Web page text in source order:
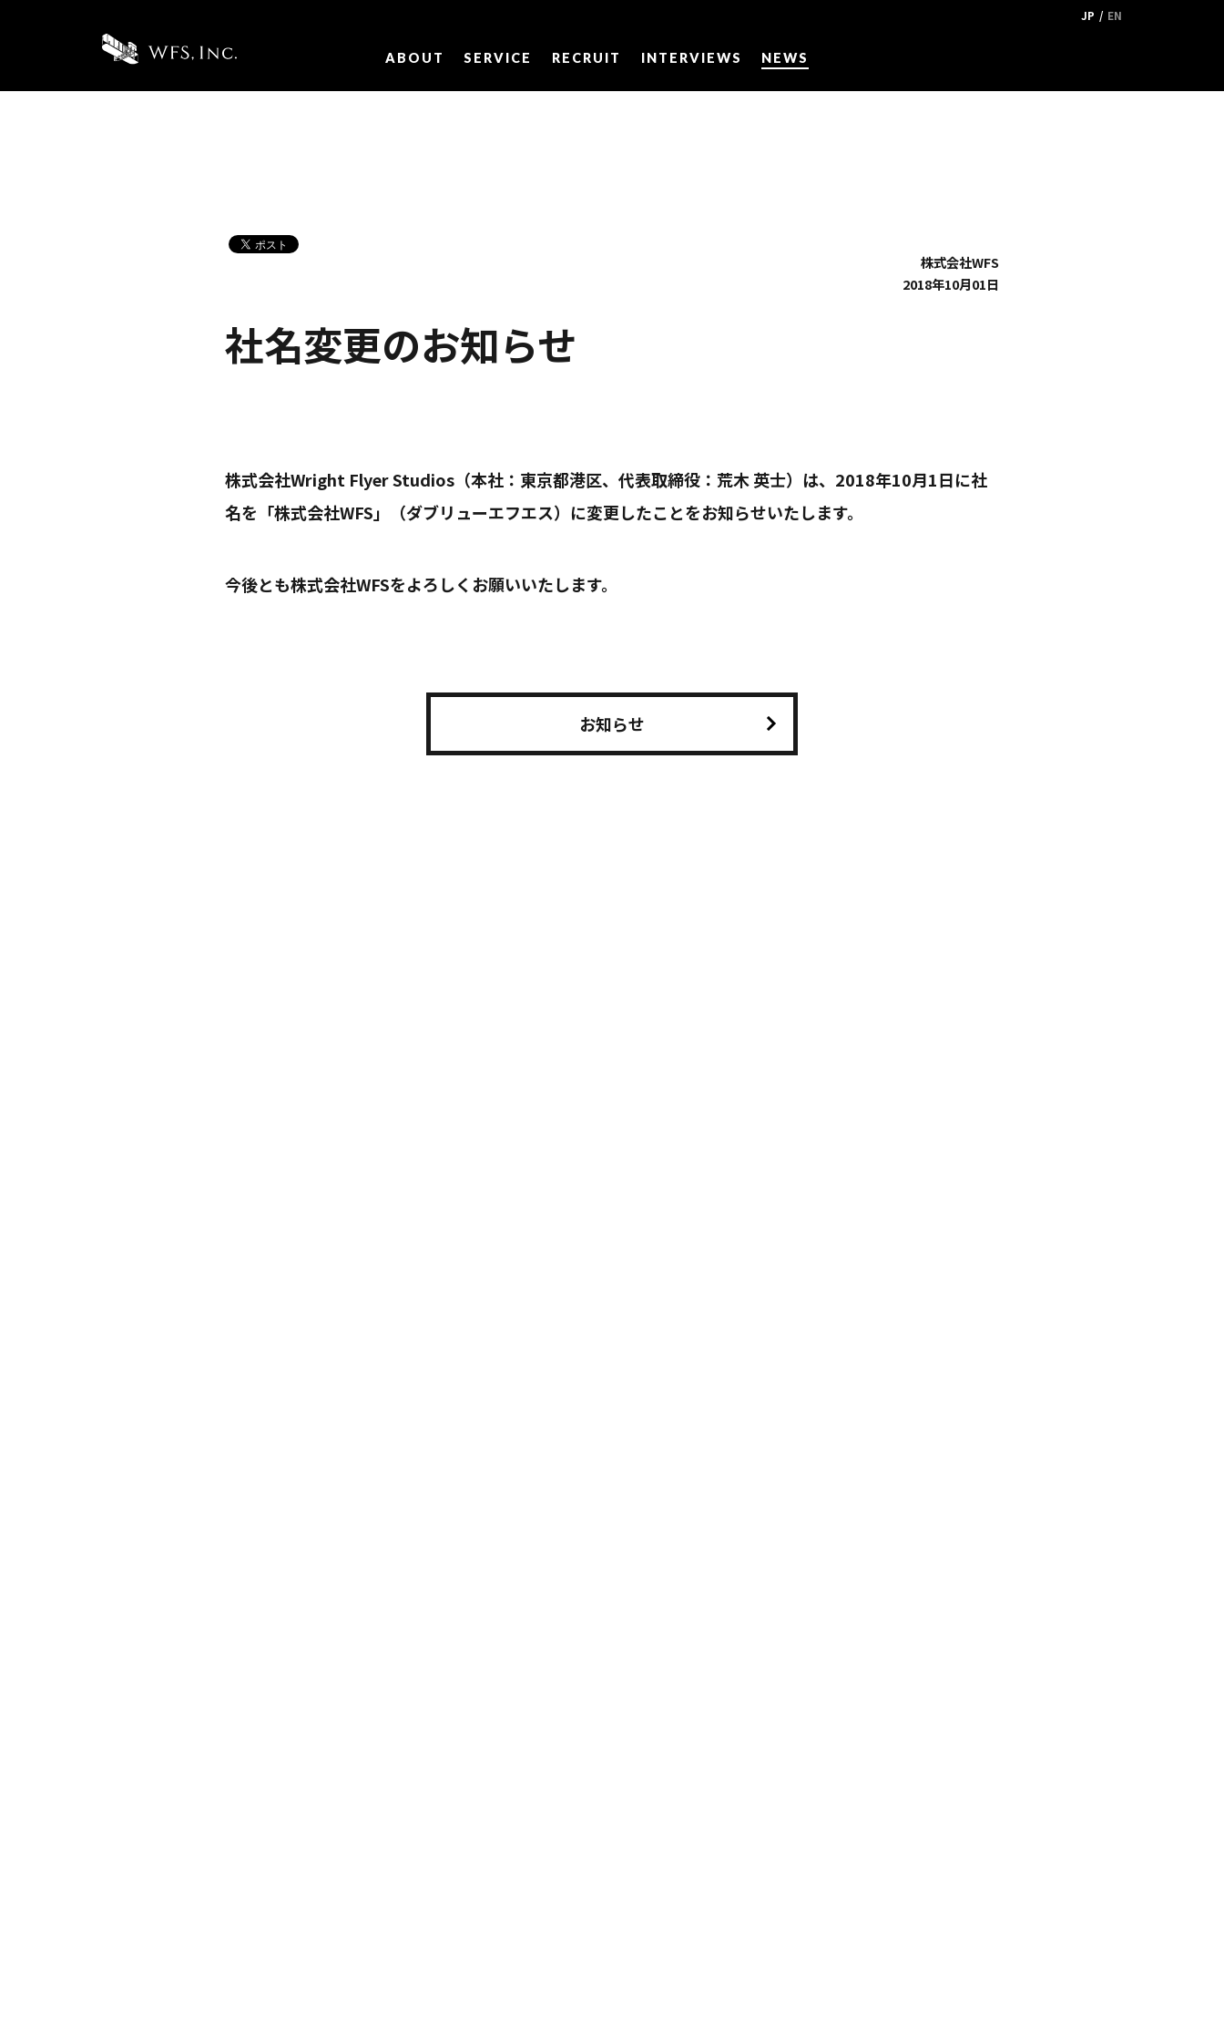
JP EN
ABOUT SERVICE RECRUIT INTERVIEWS NEWS
社名変更のお知らせ
2018年10月01日
株式会社WFS
株式会社Wright Flyer Studios（本社：東京都港区、代表取締役：荒木 英士）は、2018年10月1日に社
名を「株式会社WFS」（ダブリューエフエス）に変更したことをお知らせいたします。
今後とも株式会社WFSをよろしくお願いいたします。
お知らせ